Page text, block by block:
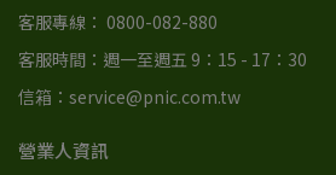
客服專線： 0800-082-880
客服時間：週一至週五 9：15 - 17：30
信箱：service@pnic.com.tw
營業人資訊